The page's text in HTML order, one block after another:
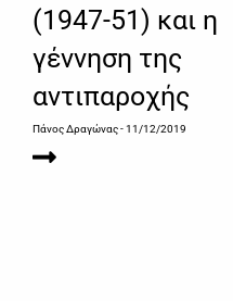
(1947-51) και η
γέννηση της
αντιπαροχής
Πάνος Δραγώνας- 11/12/2019